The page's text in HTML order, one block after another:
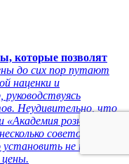
которые позволят
до сих пор путают
наценки и
Неудивительно, что
розничных
советов и
не только
цены.